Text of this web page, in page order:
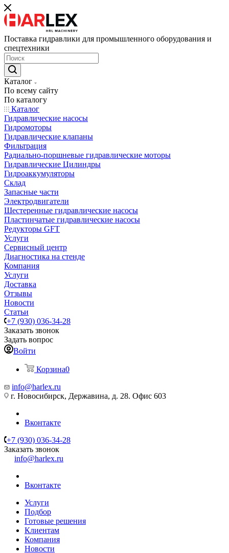
Поставка гидравлики для промышленного оборудования и
спецтехники
Каталог
По всему сайту
По каталогу
Каталог
Гидравлические насосы
Гидромоторы
Гидравлические клапаны
Фильтрация
Радиально-поршневые гидравлические моторы
Гидравлические Цилиндры
Гидроаккумуляторы
Склад
Запасные части
Электродвигатели
Шестеренные гидравлические насосы
Пластинчатые гидравлические насосы
Редукторы GFT
Услуги
Сервисный центр
Диагностика на стенде
Компания
Услуги
Доставка
Отзывы
Новости
Статьи
+7 (930) 036-34-28
Заказать звонок
Задать вопрос
Войти
Корзина0
info@harlex.ru
г. Новосибирск, Державина, д. 28. Офис 603
Вконтакте
+7 (930) 036-34-28
Заказать звонок
info@harlex.ru
Вконтакте
Услуги
Подбор
Готовые решения
Клиентам
Компания
Новости